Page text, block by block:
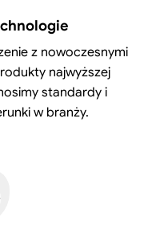
z nowoczesnymi
najwyższej
standardy i
w branży.